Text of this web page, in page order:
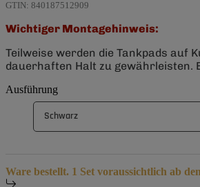
GTIN: 840187512909
Wichtiger Montagehinweis:
Teilweise werden die Tankpads auf
dauerhaften Halt zu gewährleisten.
Ausführung
Schwarz
Ware bestellt. 1 Set voraussichtlich ab